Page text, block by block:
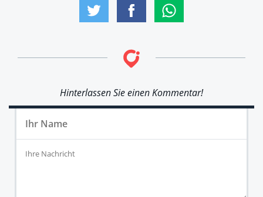
Hinterlassen Sie einen Kommentar!